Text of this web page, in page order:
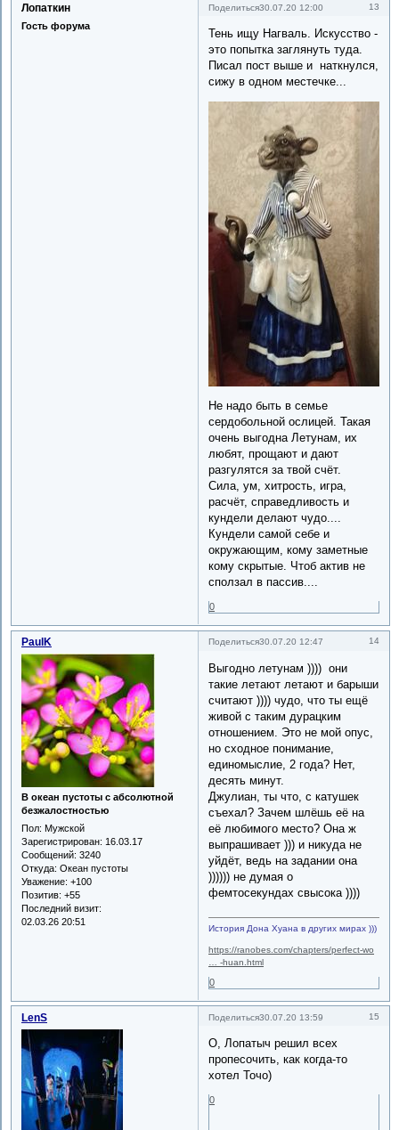
Поделиться 13
30.07.20 12:00
Лопаткин
Гость форума
Тень ищу Нагваль. Искусство -
это попытка заглянуть туда.
Писал пост выше и наткнулся,
сижу в одном местечке...
Не надо быть в семье
сердобольной ослицей. Такая
очень выгодна Летунам, их
любят, прощают и дают
разгулятся за твой счёт.
Сила, ум, хитрость, игра,
расчёт, справедливость и
кундели делают чудо....
Кундели самой себе и
окружающим, кому заметные
кому скрытые. Чтоб актив не
сползал в пассив....
0
Поделиться 14
30.07.20 12:47
PaulK
В океан пустоты с абсолютной
безжалостностью
Пол: Мужской
Зарегистрирован: 16.03.17
Сообщений: 3240
Откуда: Океан пустоты
Уважение: +100
Позитив: +55
Последний визит:
02.03.26 20:51
Выгодно летунам )))) они
такие летают летают и барыши
считают )))) чудо, что ты ещё
живой с таким дурацким
отношением. Это не мой опус,
но сходное понимание,
единомыслие, 2 года? Нет,
десять минут.
Джулиан, ты что, с катушек
съехал? Зачем шлёшь её на
её любимого место? Она ж
выпрашивает ))) и никуда не
уйдёт, ведь на задании она
)))))) не думая о
фемтосекундах свысока ))))
История Дона Хуана в других мирах )))
https://ranobes.com/chapters/perfect-wo
… -huan.html
0
Поделиться 15
30.07.20 13:59
LenS
О, Лопатыч решил всех
пропесочить, как когда-то
хотел Точо)
0